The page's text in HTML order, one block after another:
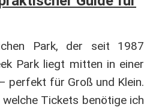
Park, der seit 1987
Park liegt mitten in einer
perfekt für Groß und Klein.
Tickets benötige ich